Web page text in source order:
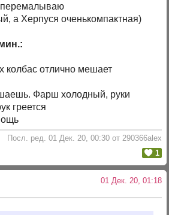
перемалываю
а Херпуся оченькомпактная)
отлично мешает
Фарш холодный, руки
греется
Посл. ред. 01 Дек. 20, 00:30 от 290366alex
1
01 Дек. 20, 01:18